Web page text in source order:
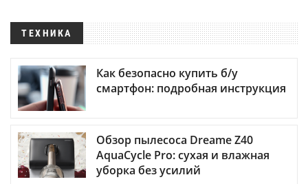
ТЕХНИКА
Как безопасно купить б/у
смартфон: подробная инструкция
Обзор пылесоса Dreame Z40
AquaCycle Pro: сухая и влажная
уборка без усилий